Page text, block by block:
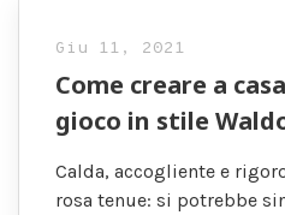
Giu 11, 2021
Come creare a
gioco in stile
Calda, accogliente e
rosa tenue: si potrebbe